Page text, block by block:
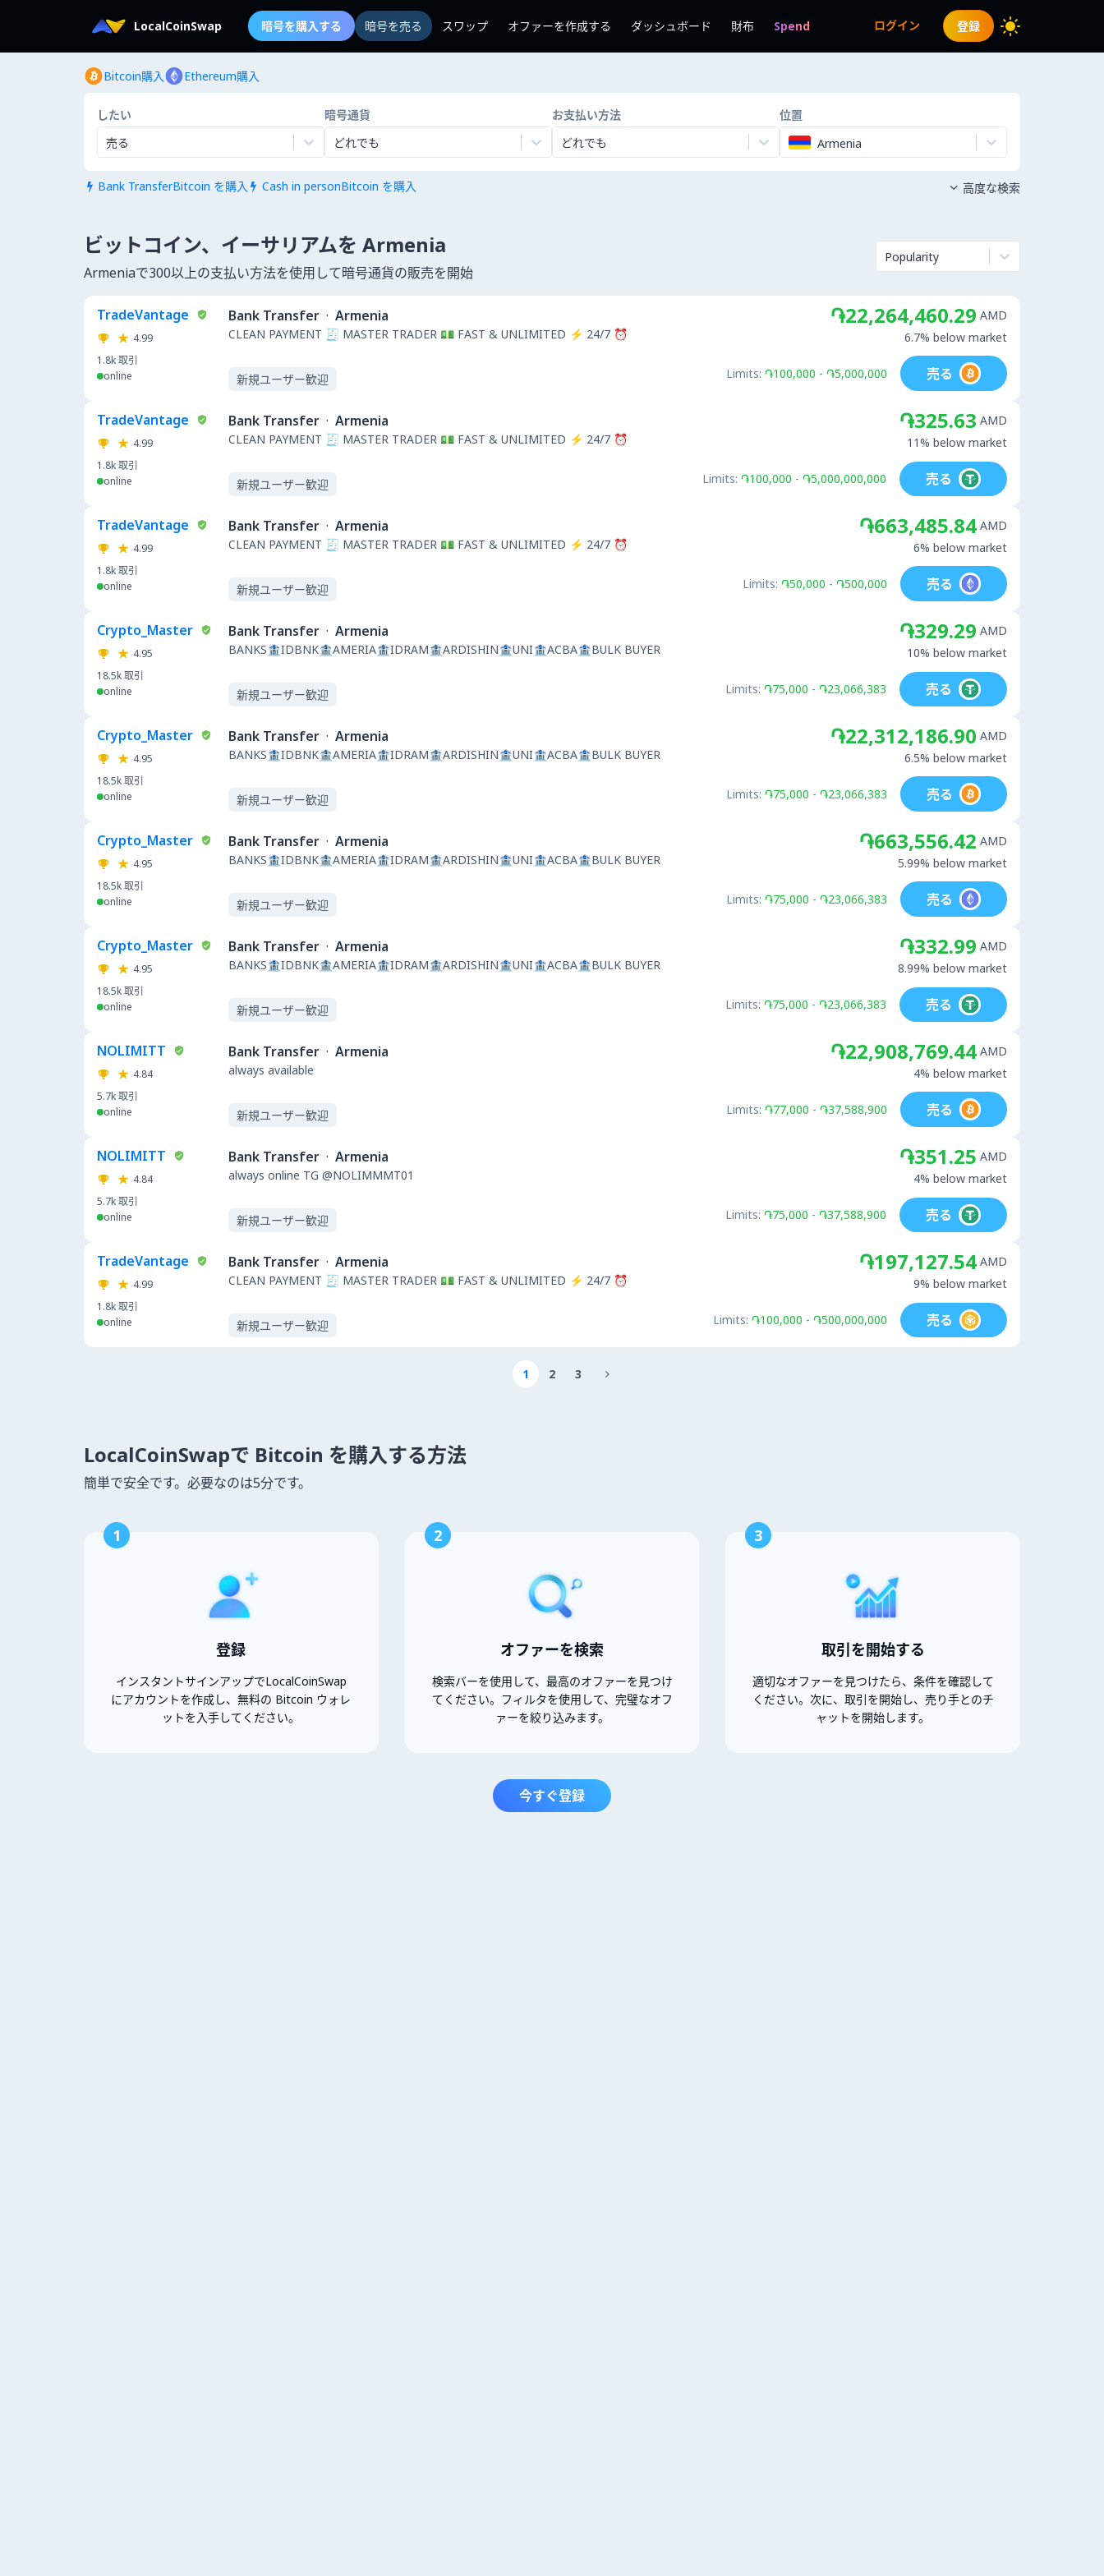
LocalCoinSwap 暗号を購入する 暗号を売る スワップ オファーを作成する ダッシュボード 財布 Spend ログイン 登録
Bitcoin購入 Ethereum購入
したい
売る
暗号通貨
どれでも
お支払い方法
どれでも
位置
Armenia
 Bank TransferBitcoin を購入  Cash in personBitcoin を購入  高度な検索
ビットコイン、イーサリアムを Armenia
Armeniaで300以上の支払い方法を使用して暗号通貨の販売を開始
Popularity
TradeVantage
4.99
1.8k取引
online
Bank Transfer · Armenia
CLEAN PAYMENT 🧾 MASTER TRADER 💵 FAST & UNLIMITED ⚡ 24/7 ⏰
新規ユーザー歓迎
֏22,264,460.29 AMD
6.7% below market
Limits: ֏100,000 - ֏5,000,000 売る
TradeVantage
4.99
1.8k取引
online
Bank Transfer · Armenia
CLEAN PAYMENT 🧾 MASTER TRADER 💵 FAST & UNLIMITED ⚡ 24/7 ⏰
新規ユーザー歓迎
֏325.63 AMD
11% below market
Limits: ֏100,000 - ֏5,000,000,000 売る
TradeVantage
4.99
1.8k取引
online
Bank Transfer · Armenia
CLEAN PAYMENT 🧾 MASTER TRADER 💵 FAST & UNLIMITED ⚡ 24/7 ⏰
新規ユーザー歓迎
֏663,485.84 AMD
6% below market
Limits: ֏50,000 - ֏500,000 売る
Crypto_Master
4.95
18.5k取引
online
Bank Transfer · Armenia
BANKS🏦IDBNK🏦AMERIA🏦IDRAM🏦ARDISHIN🏦UNI🏦ACBA🏦BULK BUYER
新規ユーザー歓迎
֏329.29 AMD
10% below market
Limits: ֏75,000 - ֏23,066,383 売る
Crypto_Master
4.95
18.5k取引
online
Bank Transfer · Armenia
BANKS🏦IDBNK🏦AMERIA🏦IDRAM🏦ARDISHIN🏦UNI🏦ACBA🏦BULK BUYER
新規ユーザー歓迎
֏22,312,186.90 AMD
6.5% below market
Limits: ֏75,000 - ֏23,066,383 売る
Crypto_Master
4.95
18.5k取引
online
Bank Transfer · Armenia
BANKS🏦IDBNK🏦AMERIA🏦IDRAM🏦ARDISHIN🏦UNI🏦ACBA🏦BULK BUYER
新規ユーザー歓迎
֏663,556.42 AMD
5.99% below market
Limits: ֏75,000 - ֏23,066,383 売る
Crypto_Master
4.95
18.5k取引
online
Bank Transfer · Armenia
BANKS🏦IDBNK🏦AMERIA🏦IDRAM🏦ARDISHIN🏦UNI🏦ACBA🏦BULK BUYER
新規ユーザー歓迎
֏332.99 AMD
8.99% below market
Limits: ֏75,000 - ֏23,066,383 売る
NOLIMITT
4.84
5.7k取引
online
Bank Transfer · Armenia
always available
新規ユーザー歓迎
֏22,908,769.44 AMD
4% below market
Limits: ֏77,000 - ֏37,588,900 売る
NOLIMITT
4.84
5.7k取引
online
Bank Transfer · Armenia
always online TG @NOLIMMMT01
新規ユーザー歓迎
֏351.25 AMD
4% below market
Limits: ֏75,000 - ֏37,588,900 売る
TradeVantage
4.99
1.8k取引
online
Bank Transfer · Armenia
CLEAN PAYMENT 🧾 MASTER TRADER 💵 FAST & UNLIMITED ⚡ 24/7 ⏰
新規ユーザー歓迎
֏197,127.54 AMD
9% below market
Limits: ֏100,000 - ֏500,000,000 売る
1 2 3 
LocalCoinSwapで Bitcoin を購入する方法
簡単で安全です。必要なのは5分です。
1
登録
インスタントサインアップでLocalCoinSwap
にアカウントを作成し、無料の Bitcoin ウォレ
ットを入手してください。
2
オファーを検索
検索バーを使用して、最高のオファーを見つけ
てください。フィルタを使用して、完璧なオフ
ァーを絞り込みます。
3
取引を開始する
適切なオファーを見つけたら、条件を確認して
ください。次に、取引を開始し、売り手とのチ
ャットを開始します。
今すぐ登録